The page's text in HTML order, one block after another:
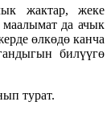
жактар, жеке
да ачык
өлкөдө канча
билүүгө
турат.